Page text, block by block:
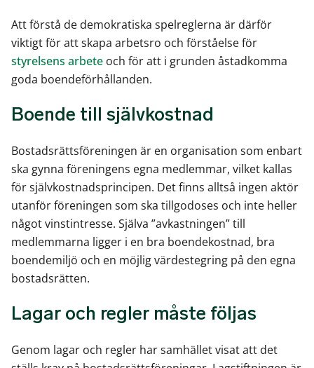
Att förstå de demokratiska spelreglerna är därför
viktigt för att skapa arbetsro och förståelse för
styrelsens arbete och för att i grunden åstadkomma
goda boendeförhållanden.
Boende till självkostnad
Bostadsrättsföreningen är en organisation som enbart
ska gynna föreningens egna medlemmar, vilket kallas
för självkostnadsprincipen. Det finns alltså ingen aktör
utanför föreningen som ska tillgodoses och inte heller
något vinstintresse. Själva ”avkastningen” till
medlemmarna ligger i en bra boendekostnad, bra
boendemiljö och en möjlig värdestegring på den egna
bostadsrätten.
Lagar och regler måste följas
Genom lagar och regler har samhället visat att det